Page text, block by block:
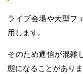
ライブ会場や大型フ
用します。
そのため通信が混雑
態になることがありま